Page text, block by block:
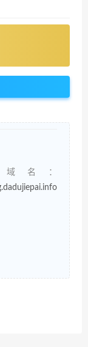
名：